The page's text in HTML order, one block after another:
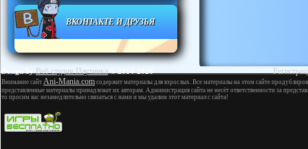
ВКОНТАКТЕ И ДРУЗЬЯ
Веб студия Паутинка
Внимание сайт Ani-Mania.com содержит материалы для взрослых. Все материалы на этом сайте
представленные материалы принадлежат их авторам. Администрация сайта не несёт ответственности за
то просим вас незамедлительно связаться с нами и мы удалим этот материал с сайта!